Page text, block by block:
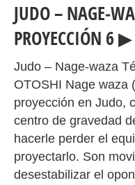
JUDO –
PROYECCIÓN 6
Judo – Nage‐waza
OTOSHI Nage waza
proyección en Judo,
centro de gravedad
hacerle perder el
proyectarlo. Son
desestabilizar el